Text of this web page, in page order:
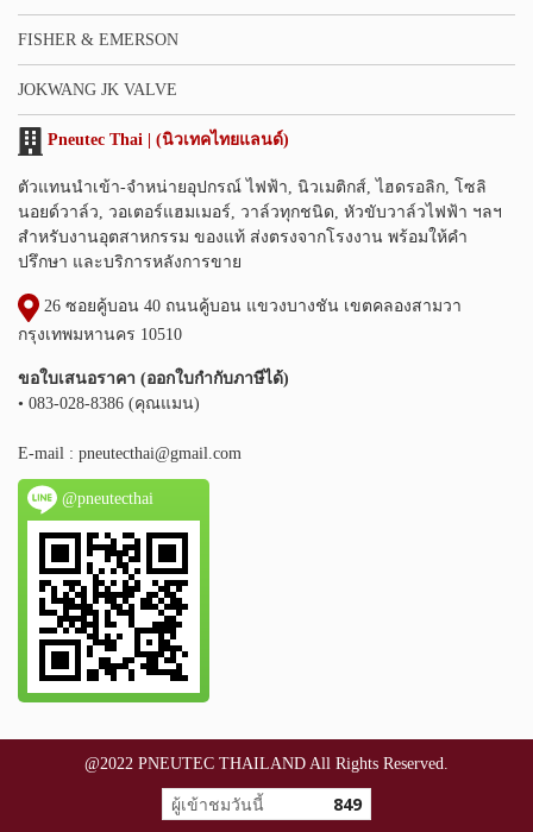
FISHER & EMERSON
JOKWANG JK VALVE
Pneutec Thai | (นิวเทคไทยแลนด์)
ตัวแทนนำเข้า-จำหน่ายอุปกรณ์ ไฟฟ้า, นิวเมติกส์, ไฮดรอลิก, โซลิ
นอยด์วาล์ว, วอเตอร์แฮมเมอร์, วาล์วทุกชนิด, หัวขับวาล์วไฟฟ้า ฯลฯ
สำหรับงานอุตสาหกรรม ของแท้ ส่งตรงจากโรงงาน พร้อมให้คำ
ปรึกษา และบริการหลังการขาย
26 ซอยคู้บอน 40 ถนนคู้บอน แขวงบางชัน เขตคลองสามวา
กรุงเทพมหานคร 10510
ขอใบเสนอราคา (ออกใบกำกับภาษีได้)
• 083-028-8386 (คุณแมน)
E-mail : pneutecthai@gmail.com
@pneutecthai
@2022 PNEUTEC THAILAND All Rights Reserved.
ผู้เข้าชมวันนี้ 849